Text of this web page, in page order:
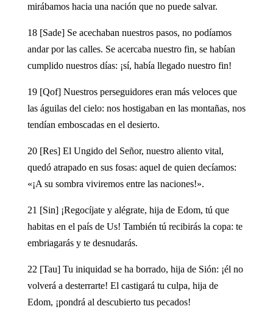
mirábamos hacia una nación que no puede salvar.
18 [Sade] Se acechaban nuestros pasos, no podíamos
andar por las calles. Se acercaba nuestro fin, se habían
cumplido nuestros días: ¡sí, había llegado nuestro fin!
19 [Qof] Nuestros perseguidores eran más veloces que
las águilas del cielo: nos hostigaban en las montañas, nos
tendían emboscadas en el desierto.
20 [Res] El Ungido del Señor, nuestro aliento vital,
quedó atrapado en sus fosas: aquel de quien decíamos:
«¡A su sombra viviremos entre las naciones!».
21 [Sin] ¡Regocíjate y alégrate, hija de Edom, tú que
habitas en el país de Us! También tú recibirás la copa: te
embriagarás y te desnudarás.
22 [Tau] Tu iniquidad se ha borrado, hija de Sión: ¡él no
volverá a desterrarte! El castigará tu culpa, hija de
Edom, ¡pondrá al descubierto tus pecados!